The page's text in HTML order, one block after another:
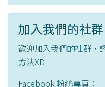
加入我們的社群
歡迎加入我們的社群，
方法XD
Facebook 粉絲專頁：